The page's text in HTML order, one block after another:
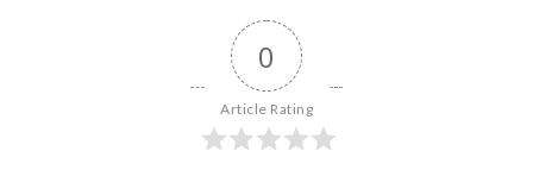
0
Article Rating